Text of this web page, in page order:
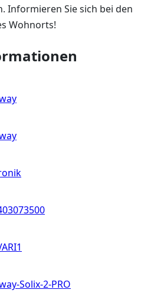
Informieren Sie sich bei den
Wohnorts!
Solix-2-PRO